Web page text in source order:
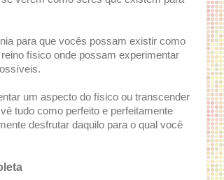
para que vocês possam existir como
físico onde possam experimentar
um aspecto do físico ou transcender
tudo como perfeito e perfeitamente
desfrutar daquilo para o qual você